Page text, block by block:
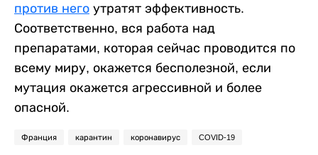
против него утратят эффективность.
Соответственно, вся работа над
препаратами, которая сейчас проводится по
всему миру, окажется бесполезной, если
мутация окажется агрессивной и более
опасной.
Франция карантин коронавирус COVID-19